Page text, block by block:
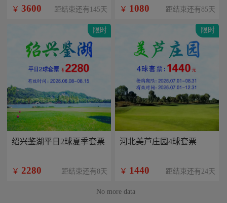
￥ 3600 距结束还有145天 ￥ 1080 距结束还有85天
限时
绍兴鉴湖平日2球夏季套票
￥ 2280 距结束还有8天
限时
河北美芦庄园4球套票
￥ 1440 距结束还有24天
No more data